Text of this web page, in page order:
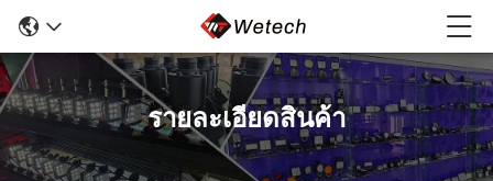
รายละเอียดสินค้า